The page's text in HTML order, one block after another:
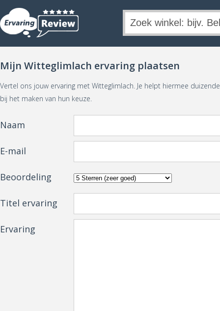
Mijn Witteglimlach ervaring plaatsen
Vertel ons jouw ervaring met Witteglimlach. Je helpt hiermee
bij het maken van hun keuze.
Naam
E-mail
Beoordeling
Titel ervaring
Ervaring